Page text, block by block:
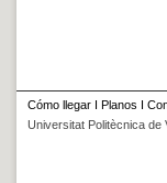
Cómo llegar I Planos I
Universitat Politècnica de